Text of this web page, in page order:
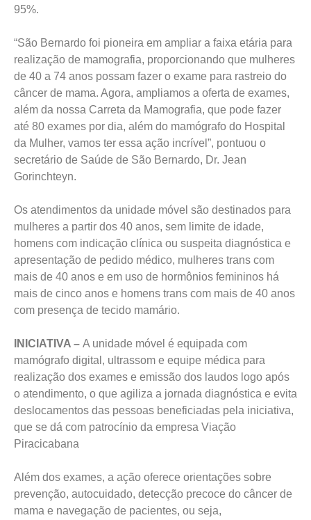
95%.
“São Bernardo foi pioneira em ampliar a faixa etária para
realização de mamografia, proporcionando que mulheres
de 40 a 74 anos possam fazer o exame para rastreio do
câncer de mama. Agora, ampliamos a oferta de exames,
além da nossa Carreta da Mamografia, que pode fazer
até 80 exames por dia, além do mamógrafo do Hospital
da Mulher, vamos ter essa ação incrível”, pontuou o
secretário de Saúde de São Bernardo, Dr. Jean
Gorinchteyn.
Os atendimentos da unidade móvel são destinados para
mulheres a partir dos 40 anos, sem limite de idade,
homens com indicação clínica ou suspeita diagnóstica e
apresentação de pedido médico, mulheres trans com
mais de 40 anos e em uso de hormônios femininos há
mais de cinco anos e homens trans com mais de 40 anos
com presença de tecido mamário.
INICIATIVA – A unidade móvel é equipada com
mamógrafo digital, ultrassom e equipe médica para
realização dos exames e emissão dos laudos logo após
o atendimento, o que agiliza a jornada diagnóstica e evita
deslocamentos das pessoas beneficiadas pela iniciativa,
que se dá com patrocínio da empresa Viação
Piracicabana
Além dos exames, a ação oferece orientações sobre
prevenção, autocuidado, detecção precoce do câncer de
mama e navegação de pacientes, ou seja,